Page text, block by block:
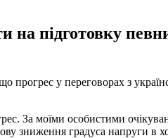
на підготовку
прогрес у переговорах з
За моїми особистими
градуса напруги в